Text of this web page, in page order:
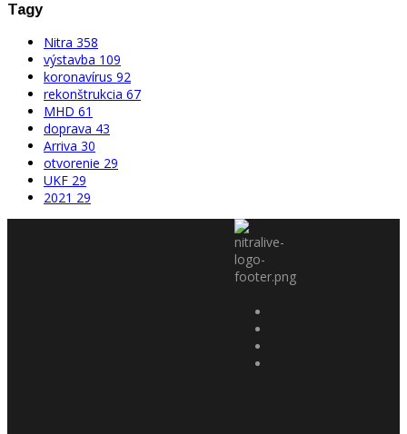
Tagy
Nitra 358
výstavba 109
koronavírus 92
rekonštrukcia 67
MHD 61
doprava 43
Arriva 30
otvorenie 29
UKF 29
2021 29